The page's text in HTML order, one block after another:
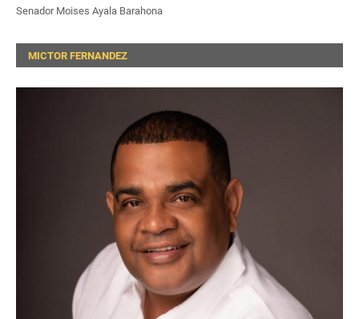
Senador Moises Ayala Barahona
MICTOR FERNANDEZ